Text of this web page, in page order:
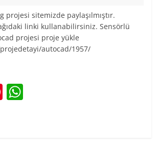
projesi sitemizde paylaşılmıştır.
linki kullanabilirsiniz. Sensörlü
projesi proje yükle
autocad/1957/
Pi